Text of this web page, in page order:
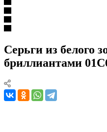
Серьги из белого
бриллиантами